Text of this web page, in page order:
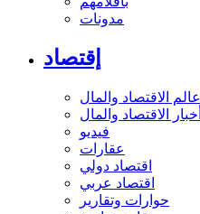
مدونات
إقتصاد
عالم الاقتصاد والمال
أخبار الاقتصاد والمال
فيديو
عقارات
اقتصاد دولي
اقتصاد عربي
حوارات وتقارير